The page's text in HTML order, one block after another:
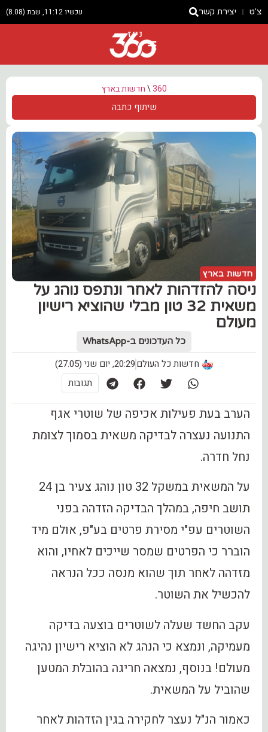
צ'ט יצירת קשר עכשיו 11:12, שבת (8.08)
ניוז
360
\חדשות בארץ
שיתוף כתבה
חדשות בארץ
ניסה להזדהות לאחר ונתפס נוהג על
משאית 32 טון מבלי שהוציא רישיון
מעולם
כל העדכונים ב-WhatsApp
חדשות כל העולם20:29, יום שני (27.05)
תגובות
הערב בעת פעילות אכיפה של שוטרי אגף
התנועה נעצרה לבדיקה משאית בסמוך לצומת
נחל חדרה.
על המשאית במשקל 32 טון נוהג צעיר בן 24
תושב חיפה, במהלך הבדיקה הזדהה בפני
השוטרים עפ"י מסירת פרטים בע"פ, אולם מיד
הוברר כי הפרטים שמסר שייכים לאחיו, והוא
מזדהה לאחר תוך שהוא מנסה ככל הנראה
להכשיל את השוטר.
עקב החשד שעלה לשוטרים בוצעה בדיקה
מעמיקה, ונמצא כי הנהג לא הוציא רישיון נהיגה
מעולם! בנוסף, נמצאה חריגה בהובלת המטען
שהוביל על המשאית.
כאמור הנ"ל נעצר לחקירה בגין הזדהות לאחר